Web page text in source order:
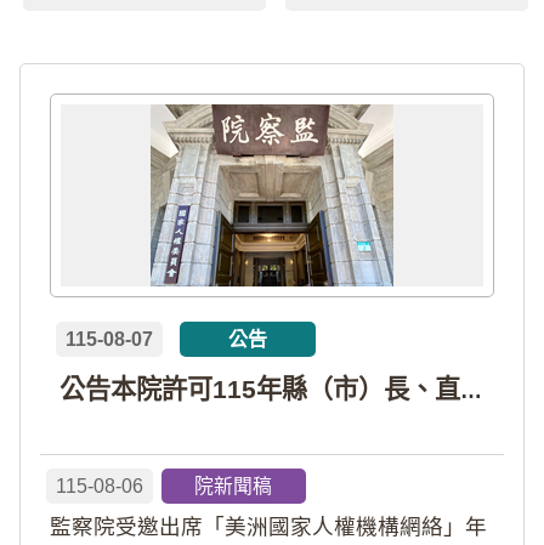
公告本院許可115年縣（市）長、直轄市議員、縣（市）議員擬參選人開立政治獻金專戶共計4戶。各專戶得收受政治獻金期間為自專戶許可設立日起至115年11月27日止，專戶名冊詳如附件。
115-08-07 公告
115-08-06 院新聞稿
監察院受邀出席「美洲國家人權機構網絡」年